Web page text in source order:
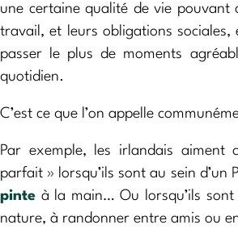
une certaine qualité de vie pouvant
travail, et leurs obligations sociales,
passer le plus de moments
quotidien.
C’est ce que l’on appelle
Par exemple, les irlandais aiment
parfait » lorsqu’ils sont au sein d’un
pinte à la main… Ou lorsqu’ils
nature, à randonner entre amis ou